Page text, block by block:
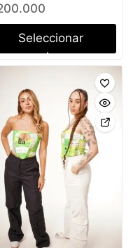
Seleccionar
opciones